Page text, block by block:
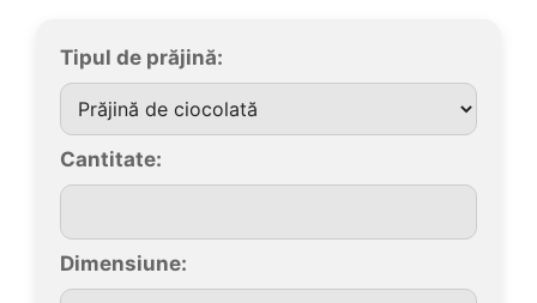
Tipul de prăjină:
Cantitate:
Dimensiune: